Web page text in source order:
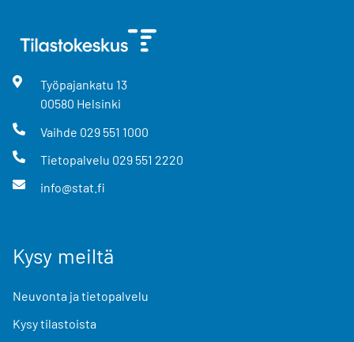
Työpajankatu 13
00580 Helsinki
Vaihde 029 551 1000
Tietopalvelu 029 551 2220
info@stat.fi
Kysy meiltä
Neuvonta ja tietopalvelu
Kysy tilastoista